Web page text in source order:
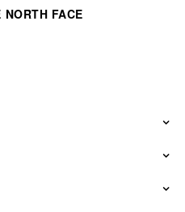
FACE